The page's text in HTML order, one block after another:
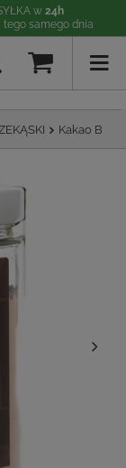
w 24h
tego samego dnia
Kakao BIO